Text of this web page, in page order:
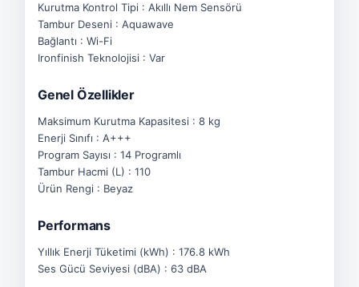
Kurutma Kontrol Tipi : Akıllı Nem Sensörü
Tambur Deseni : Aquawave
Bağlantı : Wi-Fi
Ironfinish Teknolojisi : Var
Genel Özellikler
Maksimum Kurutma Kapasitesi : 8 kg
Enerji Sınıfı : A+++
Program Sayısı : 14 Programlı
Tambur Hacmi (L) : 110
Ürün Rengi : Beyaz
Performans
Yıllık Enerji Tüketimi (kWh) : 176.8 kWh
Ses Gücü Seviyesi (dBA) : 63 dBA